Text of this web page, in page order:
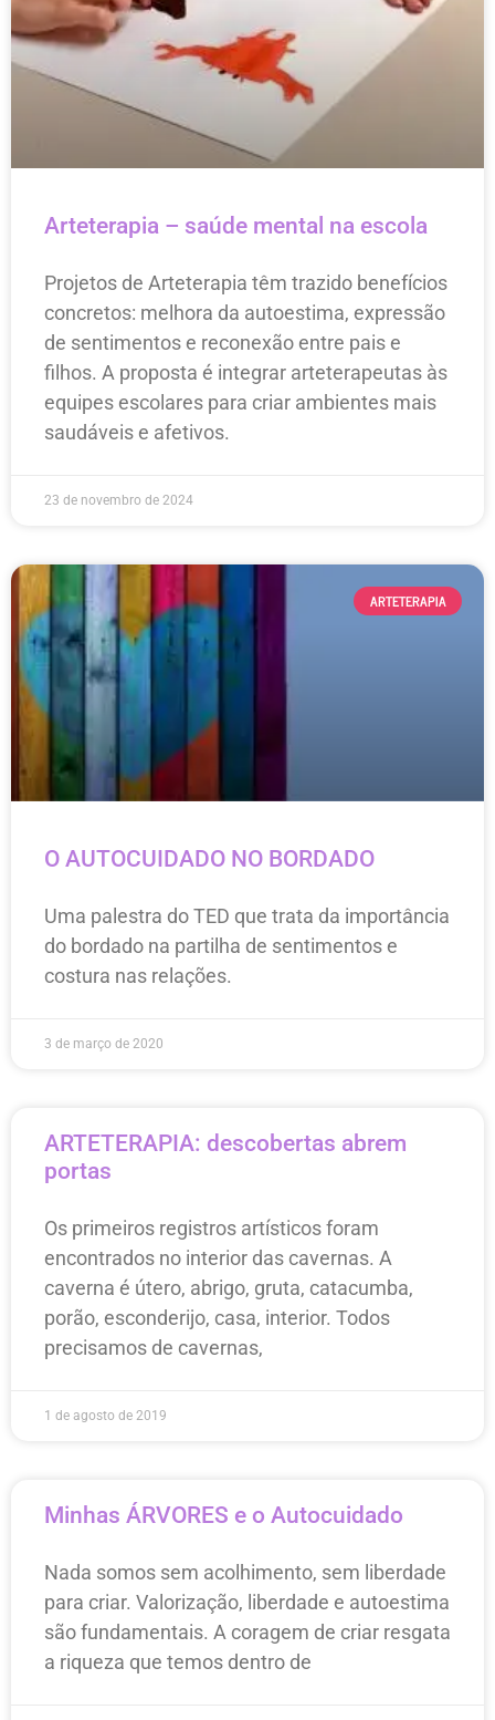
Arteterapia – saúde mental na escola
Projetos de Arteterapia têm trazido benefícios
concretos: melhora da autoestima, expressão
de sentimentos e reconexão entre pais e
filhos. A proposta é integrar arteterapeutas às
equipes escolares para criar ambientes mais
saudáveis e afetivos.
23 de novembro de 2024
ARTETERAPIA
O AUTOCUIDADO NO BORDADO
Uma palestra do TED que trata da importância
do bordado na partilha de sentimentos e
costura nas relações.
3 de março de 2020
ARTETERAPIA: descobertas abrem
portas
Os primeiros registros artísticos foram
encontrados no interior das cavernas. A
caverna é útero, abrigo, gruta, catacumba,
porão, esconderijo, casa, interior. Todos
precisamos de cavernas,
1 de agosto de 2019
Minhas ÁRVORES e o Autocuidado
Nada somos sem acolhimento, sem liberdade
para criar. Valorização, liberdade e autoestima
são fundamentais. A coragem de criar resgata
a riqueza que temos dentro de